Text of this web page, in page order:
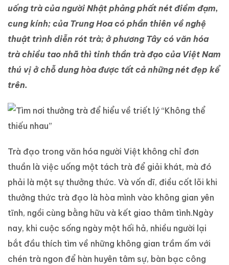
uống trà của người Nhật phảng phất nét điềm đạm,
cung kính; của Trung Hoa có phần thiên về nghệ
thuật trình diễn rót trà; ở phương Tây có văn hóa
trà chiều tao nhã thì tinh thần trà đạo của Việt Nam
thú vị ở chỗ dung hòa được tất cả những nét đẹp kể
trên.
Trà đạo trong văn hóa người Việt không chỉ đơn
thuần là việc uống một tách trà để giải khát, mà đó
phải là một sự thưởng thức. Và vốn dĩ, điều cốt lõi khi
thưởng thức trà đạo là hòa mình vào không gian yên
tĩnh, ngồi cùng bằng hữu và kết giao thâm tình.Ngày
nay, khi cuộc sống ngày một hối hả, nhiều người lại
bắt đầu thích tìm về những không gian trầm ấm với
chén trà ngon để hàn huyên tâm sự, bàn bạc công